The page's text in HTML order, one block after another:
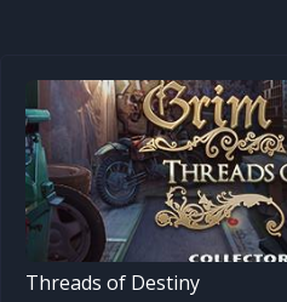
Threads of Destiny